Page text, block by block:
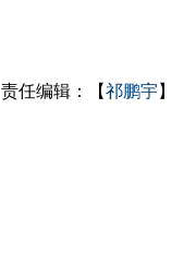
责任编辑：【祁鹏宇】